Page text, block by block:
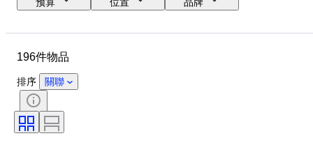
註冊文件
CoC（合規證書）
196件物品
排序 關聯